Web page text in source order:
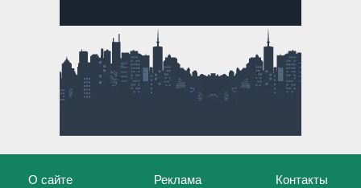
О сайте Реклама Контакты